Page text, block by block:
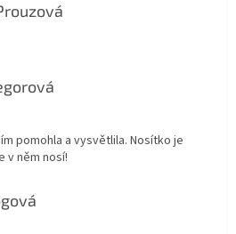
je 5 z 5 hvězdiček.
je 5 z 5 hvězdiček.
pomohla a vysvětlila. Nosítko je
v něm nosí!
je 5 z 5 hvězdiček.